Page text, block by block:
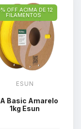
OFF ACIMA DE 12
FILAMENTOS
ESUN
Basic Amarelo
1kg Esun